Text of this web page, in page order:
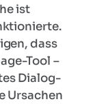
ist
dass
Tool –
Dialog-
Ursachen